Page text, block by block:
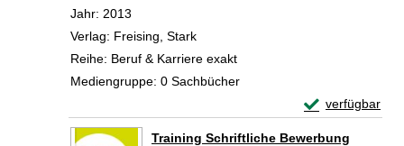
Jahr: 2013
Verlag: Freising, Stark
Reihe: Beruf & Karriere exakt
Mediengruppe: 0 Sachbücher
verfügbar
Exemplar-
Training Schriftliche Bewerbung